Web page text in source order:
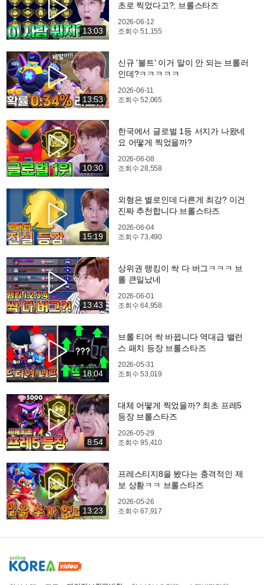
13:03
초로 찍었다고?; 브롤스타즈
2026-06-12
조회수51,155
13:53
신규 '볼트' 이거 말이 안 되는 브롤러
인데?ㅋㅋㅋㅋㅋ
2026-06-11
조회수52,065
10:30
한국에서 글로벌 1등 서지가 나왔네
요 어떻게 찍었을까?
2026-06-08
조회수28,558
15:19
외형은 별로인데 다른게 최강? 이건
진짜 추천합니다 브롤스타즈
2026-06-04
조회수73,490
13:43
상위권 랭킹이 싹 다 버그ㅋㅋㅋ 브
롤 큰일났네
2026-06-01
조회수64,958
18:04
브롤 티어 싹 바뀝니다 역대급 밸런
스 패치 등장 브롤스타즈
2026-05-31
조회수53,019
8:54
대체 어떻게 찍었을까? 최초 프레5
등장 브롤스타즈
2026-05-29
조회수95,410
13:23
프레스티지8을 봤다는 충격적인 제
보 상황ㅋㅋ 브롤스타즈
2026-05-26
조회수67,917